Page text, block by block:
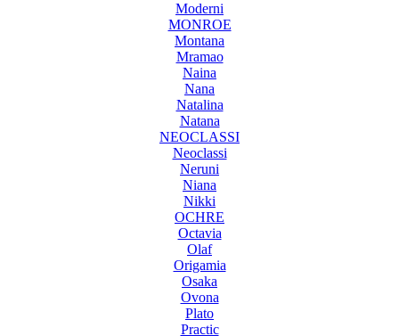
Moderni
MONROE
Montana
Mramao
Naina
Nana
Natalina
Natana
NEOCLASSI
Neoclassi
Neruni
Niana
Nikki
OCHRE
Octavia
Olaf
Origamia
Osaka
Ovona
Plato
Practic